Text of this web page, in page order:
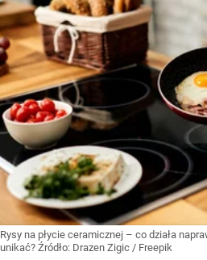
Rysy na płycie ceramicznej – co działa
unikać? Źródło: Drazen Zigic / Freepik